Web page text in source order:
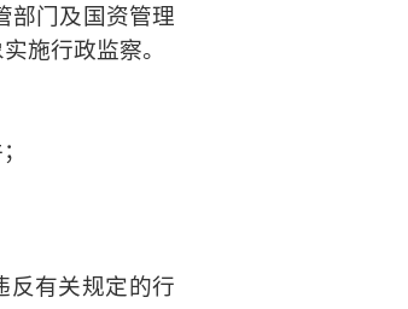
部门及国资管理
施行政监察。
反有关规定的行